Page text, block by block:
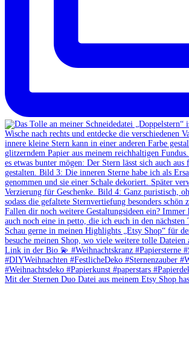
Mit der Sternen Duo Datei aus meinem Etsy Shop has